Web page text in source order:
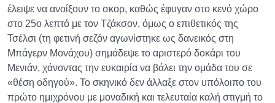
έλειψε να ανοίξουν το σκορ, καθώς έφυγαν στο κενό χώρο
στο 25ο λεπτό με τον Τζάκσον, όμως ο επιθετικός της
Τσέλσι (τη φετινή σεζόν αγωνίστηκε ως δανεικός στη
Μπάγερν Μονάχου) σημάδεψε το αριστερό δοκάρι του
Μενιάν, χάνοντας την ευκαιρία να βάλει την ομάδα του σε
«θέση οδηγού». Το σκηνικό δεν άλλαξε στον υπόλοιπο του
πρώτο ημιχρόνου με μοναδική και τελευταία καλή στιγμή το